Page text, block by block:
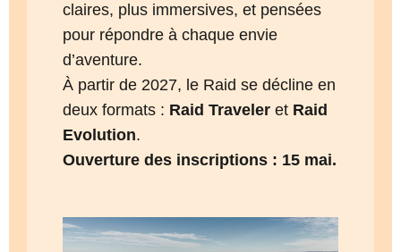
claires, plus immersives, et pensées
pour répondre à chaque envie
d’aventure.
À partir de 2027, le Raid se décline en
deux formats : Raid Traveleret Raid
Evolution.
Ouverture des inscriptions : 15 mai.